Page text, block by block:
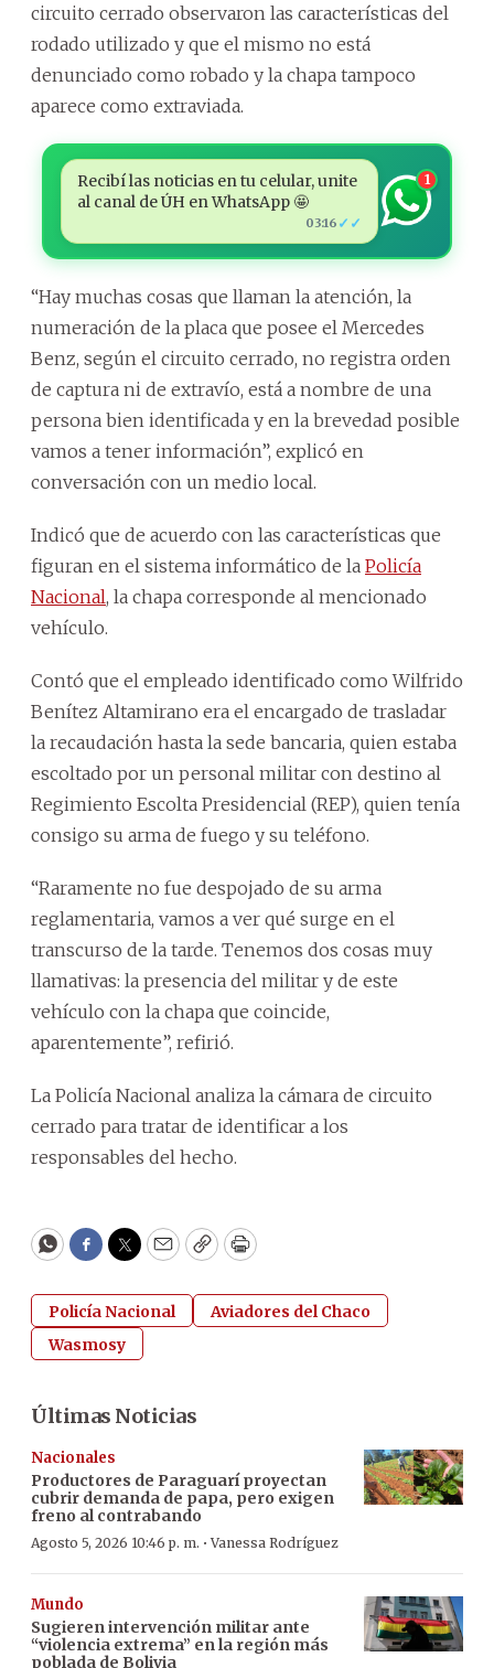
circuito cerrado observaron las características del
rodado utilizado y que el mismo no está
denunciado como robado y la chapa tampoco
aparece como extraviada.
Recibí las noticias en tu celular, unite
al canal de ÚH en WhatsApp 🤩
03:16 ✓✓
1
“Hay muchas cosas que llaman la atención, la
numeración de la placa que posee el Mercedes
Benz, según el circuito cerrado, no registra orden
de captura ni de extravío, está a nombre de una
persona bien identificada y en la brevedad posible
vamos a tener información”, explicó en
conversación con un medio local.
Indicó que de acuerdo con las características que
figuran en el sistema informático de la Policía
Nacional, la chapa corresponde al mencionado
vehículo.
Contó que el empleado identificado como Wilfrido
Benítez Altamirano era el encargado de trasladar
la recaudación hasta la sede bancaria, quien estaba
escoltado por un personal militar con destino al
Regimiento Escolta Presidencial (REP), quien tenía
consigo su arma de fuego y su teléfono.
“Raramente no fue despojado de su arma
reglamentaria, vamos a ver qué surge en el
transcurso de la tarde. Tenemos dos cosas muy
llamativas: la presencia del militar y de este
vehículo con la chapa que coincide,
aparentemente”, refirió.
La Policía Nacional analiza la cámara de circuito
cerrado para tratar de identificar a los
responsables del hecho.
WhatsApp
Facebook
Twitter
EmailCopyPrint
Policía Nacional
Aviadores del Chaco
Wasmosy
Últimas Noticias
Nacionales
Productores de Paraguarí proyectan
cubrir demanda de papa, pero exigen
freno al contrabando
Agosto 5, 2026 10:46 p. m. ·Vanessa Rodríguez
Mundo
Sugieren intervención militar ante
“violencia extrema” en la región más
poblada de Bolivia